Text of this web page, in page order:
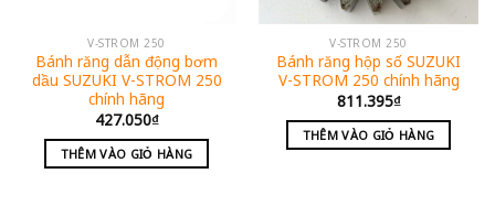
V-STROM 250
Bánh răng dẫn động bơm
dầu SUZUKI V-STROM 250
chính hãng
427.050₫
THÊM VÀO GIỎ HÀNG
V-STROM 250
Bánh răng hộp số SUZUKI
V-STROM 250 chính hãng
811.395₫
THÊM VÀO GIỎ HÀNG